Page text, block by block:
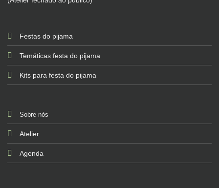
Festas do pijama
Temáticas festa do pijama
Kits para festa do pijama
Sobre nós
Atelier
Agenda